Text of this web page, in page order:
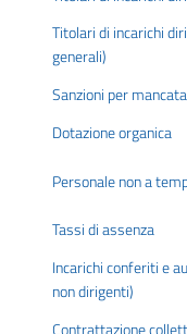
Titolari di incarichi
generali)
Sanzioni per
Dotazione organica
Personale non a
Tassi di assenza
Incarichi conferiti e
non dirigenti)